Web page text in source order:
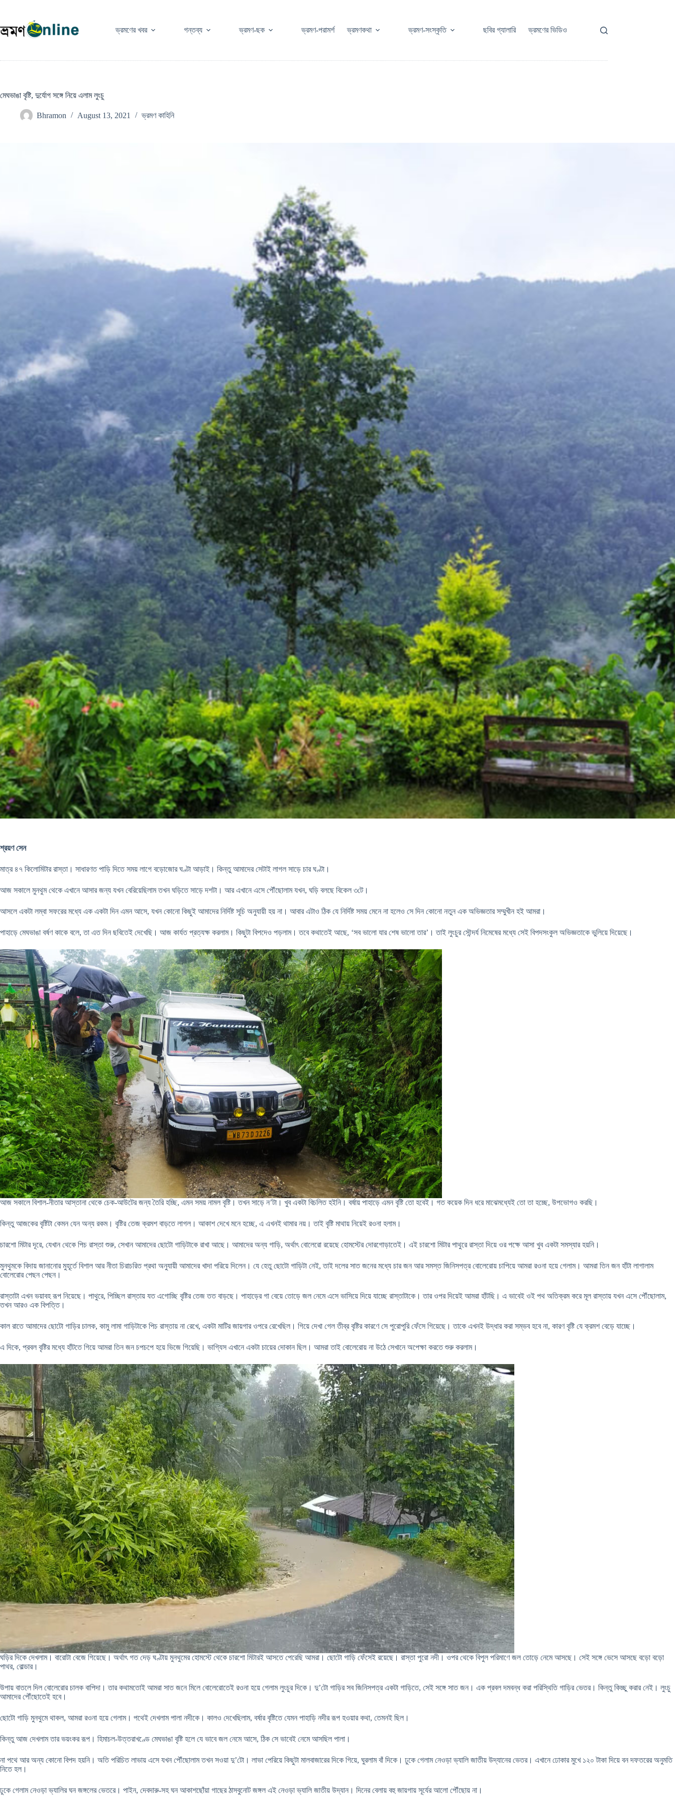
ভ্রমণের খবর
গন্তব্য ভ্রমণ-ছক ভ্রমণ-পরামর্শ ভ্রমণকথা ভ্রমণ-সংস্কৃতি ছবির গ্যালারি ভ্রমণের ভিডিও
মেঘভাঙা বৃষ্টি, দুর্যোগ সঙ্গে নিয়ে এলাম লুংচু
Bhramon August 13, 2021 ভ্রমণ কাহিনি
শ্রয়ণ সেন
মাত্র ৪৭ কিলোমিটার রাস্তা। সাধারণত পাড়ি দিতে সময় লাগে বড়োজোর ঘণ্টা আড়াই। কিন্তু আমাদের সেটাই লাগল সাড়ে চার ঘণ্টা।
আজ সকালে মুনথুম থেকে এখানে আসার জন্য যখন বেরিয়েছিলাম তখন ঘড়িতে সাড়ে দশটা। আর এখানে এসে পৌঁছোলাম যখন, ঘড়ি বলছে বিকেল ৩টে।
আসলে একটা লম্বা সফরের মধ্যে এক একটা দিন এমন আসে, যখন কোনো কিছুই আমাদের নির্দিষ্ট সূচি অনুযায়ী হয় না। আবার এটাও ঠিক যে নির্দিষ্ট সময় মেনে না হলেও সে দিন কোনো নতুন এক অভিজ্ঞতার সম্মুখীন হই আমরা।
পাহাড়ে মেঘভাঙা বর্ষণ কাকে বলে, তা এত দিন ছবিতেই দেখেছি। আজ কার্যত প্রত্যক্ষ করলাম। কিছুটা বিপদেও পড়লাম। তবে কথাতেই আছে, ‘সব ভালো যার শেষ ভালো তার’। তাই লুংচুর সৌন্দর্য নিমেষের মধ্যে সেই বিপদসংকুল অভিজ্ঞতাকে ভুলিয়ে দিয়েছে।
আজ সকালে বিশাল-নীতার আস্তানা থেকে চেক-আউটের জন্য তৈরি হচ্ছি, এমন সময় নামল বৃষ্টি। তখন সাড়ে ন’টা। খুব একটা বিচলিত হইনি। বর্ষায় পাহাড়ে এমন বৃষ্টি তো হবেই। গত কয়েক দিন ধরে মাঝেমধ্যেই তো তা হচ্ছে, উপভোগও করছি।
কিন্তু আজকের বৃষ্টিটা কেমন যেন অন্য রকম। বৃষ্টির তেজ ক্রমশ বাড়তে লাগল। আকাশ দেখে মনে হচ্ছে, এ এখনই থামার নয়। তাই বৃষ্টি মাথায় নিয়েই রওনা হলাম।
চারশো মিটার দূরে, যেখান থেকে পিচ রাস্তা শুরু, সেখান আমাদের ছোটো গাড়িটাকে রাখা আছে। আমাদের অন্য গাড়ি, অর্থাৎ বোলেরো রয়েছে হোমস্টের দোরগোড়াতেই। এই চারশো মিটার পাথুরে রাস্তা দিয়ে ওর পক্ষে আসা খুব একটা সমস্যার হয়নি।
মুনথুমকে বিদায় জানানোর মুহূর্তে বিশাল আর নীতা চিরাচরিত প্রথা অনুযায়ী আমাদের খাদা পরিয়ে দিলেন। যে হেতু ছোটো গাড়িটা নেই, তাই দলের সাত জনের মধ্যে চার জন আর সমস্ত জিনিসপত্র বোলেরোয় চাপিয়ে আমরা রওনা হয়ে গেলাম। আমরা তিন জন হাঁটা লাগালাম
বোলেরোর পেছন পেছন।
রাস্তাটা এখন ভয়াবহ রূপ নিয়েছে। পাথুরে, পিচ্ছিল রাস্তায় যত এগোচ্ছি বৃষ্টির তেজ তত বাড়ছে। পাহাড়ের গা বেয়ে তোড়ে জল নেমে এসে ভাসিয়ে দিয়ে যাচ্ছে রাস্তাটাকে। তার ওপর দিয়েই আমরা হাঁটছি। এ ভাবেই ওই পথ অতিক্রম করে মূল রাস্তায় যখন এসে পৌঁছোলাম,
তখন আরও এক বিপত্তি।
কাল রাতে আমাদের ছোটো গাড়ির চালক, কামু লামা গাড়িটাকে পিচ রাস্তায় না রেখে, একটা মাটির জায়গার ওপরে রেখেছিল। গিয়ে দেখা গেল তীব্র বৃষ্টির কারণে সে পুরোপুরি ফেঁসে গিয়েছে। তাকে এখনই উদ্ধার করা সম্ভব হবে না, কারণ বৃষ্টি যে ক্রমশ বেড়ে যাচ্ছে।
এ দিকে, প্রবল বৃষ্টির মধ্যে হাঁটতে গিয়ে আমরা তিন জন চপচপে হয়ে ভিজে গিয়েছি। ভাগ্যিস এখানে একটা চায়ের দোকান ছিল। আমরা তাই বোলেরোয় না উঠে সেখানে অপেক্ষা করতে শুরু করলাম।
ঘড়ির দিকে দেখলাম। বারোটা বেজে গিয়েছে। অর্থাৎ গত দেড় ঘণ্টায় মুনথুমের হোমস্টে থেকে চারশো মিটারই আসতে পেরেছি আমরা। ছোটো গাড়ি ফেঁসেই রয়েছে। রাস্তা পুরো নদী। ওপর থেকে বিপুল পরিমাণে জল তোড়ে নেমে আসছে। সেই সঙ্গে ভেসে আসছে বড়ো বড়ো
পাথর, বোল্ডার।
উপায় বাতলে দিল বোলেরোর চালক বাপিদা। তার কথামতোই আমরা সাত জনে মিলে বোলেরোতেই রওনা হয়ে গেলাম লুংচুর দিকে। দু’টো গাড়ির সব জিনিসপত্র একটা গাড়িতে, সেই সঙ্গে সাত জন। এক প্রবল দমবন্ধ করা পরিস্থিতি গাড়ির ভেতর। কিন্তু কিচ্ছু করার নেই। লুংচু
আমাদের পৌঁছোতেই হবে।
ছোটো গাড়ি মুনথুমে থাকল, আমরা রওনা হয়ে গেলাম। পথেই দেখলাম পালা নদীকে। কালও দেখেছিলাম, বর্ষার বৃষ্টিতে যেমন পাহাড়ি নদীর রূপ হওয়ার কথা, তেমনই ছিল।
কিন্তু আজ দেখলাম তার ভয়ংকর রূপ। হিমাচল-উত্তরাখণ্ডে মেঘভাঙা বৃষ্টি হলে যে ভাবে জল নেমে আসে, ঠিক সে ভাবেই নেমে আসছিল পালা।
না পথে আর অন্য কোনো বিপদ হয়নি। অতি পরিচিত লাভায় এসে যখন পৌঁছোলাম তখন সওয়া দু’টো। লাভা পেরিয়ে কিছুটা মালবাজারের দিকে গিয়ে, ঘুরলাম বাঁ দিকে। ঢুকে গেলাম নেওড়া ভ্যালি জাতীয় উদ্যানের ভেতর। এখানে ঢোকার মুখে ১২০ টাকা দিয়ে বন দফতরের অনুমতি
নিতে হল।
ঢুকে গেলাম নেওড়া ভ্যালির ঘন জঙ্গলের ভেতরে। পাইন, দেবদারু-সহ ঘন আকাশছোঁয়া গাছের ঠাসবুনোট জঙ্গল এই নেওড়া ভ্যালি জাতীয় উদ্যান। দিনের বেলায় বহু জায়গায় সূর্যের আলো পৌঁছোয় না।